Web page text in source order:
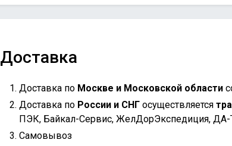
Доставка
Доставка по Москве и Московской области
Доставка по России и СНГ осуществляется
ПЭК, Байкал-Сервис, ЖелДорЭкспедиция,
Самовывоз